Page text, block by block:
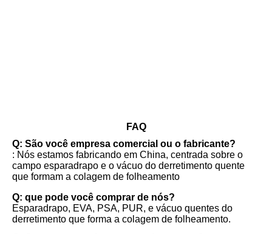
FAQ
Q: São você empresa comercial ou o fabricante?
: Nós estamos fabricando em China, centrada sobre o
campo esparadrapo e o vácuo do derretimento quente
que formam a colagem de folheamento
Q: que pode você comprar de nós?
Esparadrapo, EVA, PSA, PUR, e vácuo quentes do
derretimento que forma a colagem de folheamento.